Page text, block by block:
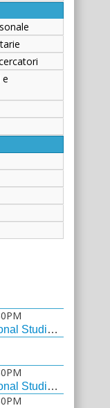
e
Conference
Conference